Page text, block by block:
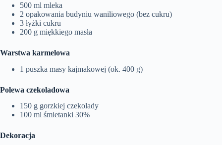
500 ml mleka
2 opakowania budyniu waniliowego (bez cukru)
3 łyżki cukru
200 g miękkiego masła
Warstwa karmelowa
1 puszka masy kajmakowej (ok. 400 g)
Polewa czekoladowa
150 g gorzkiej czekolady
100 ml śmietanki 30%
Dekoracja